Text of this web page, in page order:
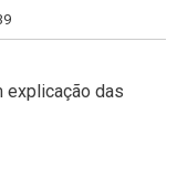
explicação das